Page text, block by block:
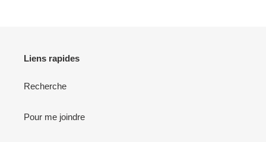
Liens rapides
Recherche
Pour me joindre